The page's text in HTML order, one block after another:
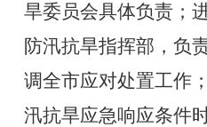
旱委员会具体负责；
防汛抗旱指挥部，负
调全市应对处置工作
汛抗旱应急响应条件